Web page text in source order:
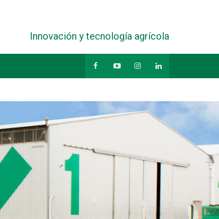
Innovación y tecnología agrícola